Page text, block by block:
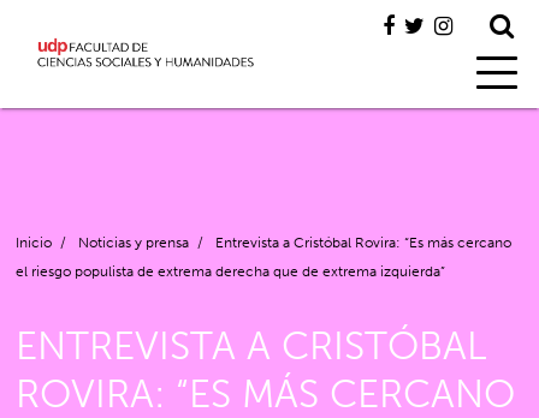
Inicio / Noticias y prensa /
Entrevista a Cristóbal Rovira: “Es más cercano
el riesgo populista de extrema derecha que de extrema izquierda”
ENTREVISTA A CRISTÓBAL
ROVIRA: “ES MÁS CERCANO